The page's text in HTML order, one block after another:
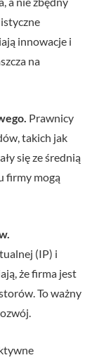
innowacje i
na
Prawnicy
takich jak
się ze średnią
firmy mogą
(IP) i
że firma jest
To ważny